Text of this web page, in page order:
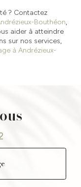
? Contactez
Bouthéon,
aider à atteindre
sur nos services,
à Andrézieux-